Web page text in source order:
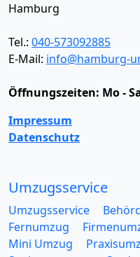
Hamburg
Tel.: 040-573092885
E-Mail: info@hamburg-
Öffnungszeiten: Mo -
Impressum
Datenschutz
Umzugsservice
Umzugsservice
Fernumzug
Mini Umzug